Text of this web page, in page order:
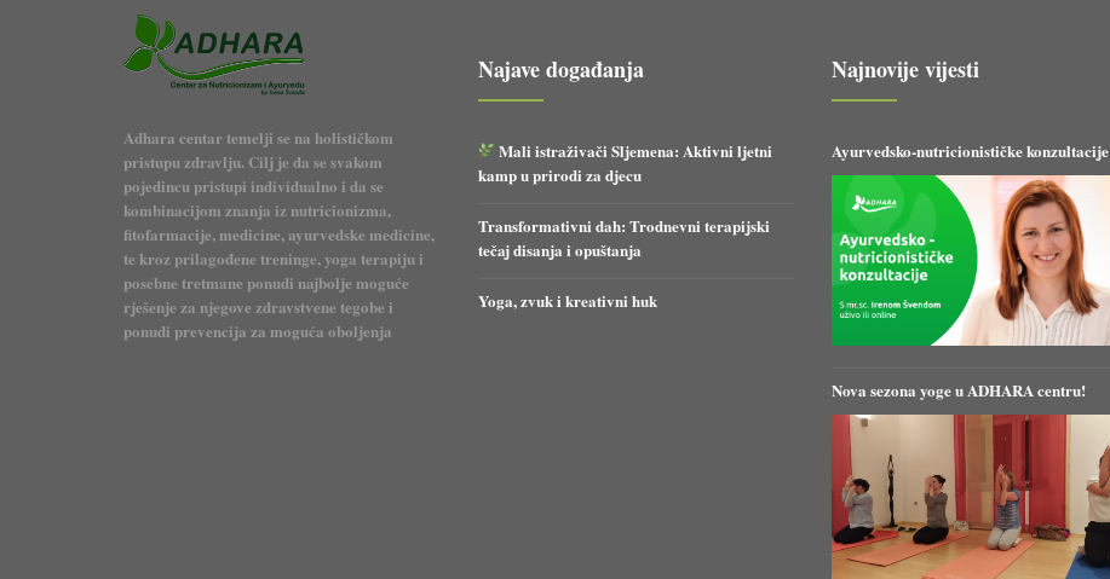
Adhara centar temelji se na holističkom
pristupu zdravlju. Cilj je da se svakom
pojedincu pristupi individualno i da se
kombinacijom znanja iz nutricionizma,
fitofarmacije, medicine, ayurvedske medicine,
te kroz prilagođene treninge, yoga terapiju i
posebne tretmane ponudi najbolje moguće
rješenje za njegove zdravstvene tegobe i
ponudi prevencija za moguća oboljenja
Najave događanja
Mali istraživači Sljemena: Aktivni ljetni
kamp u prirodi za djecu
Transformativni dah: Trodnevni terapijski
tečaj disanja i opuštanja
Yoga, zvuk i kreativni huk
Najnovije vijesti
Ayurvedsko-nutricionističke konzultacije
Nova sezona yoge u ADHARA centru!